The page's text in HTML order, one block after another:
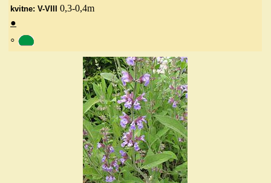
kvitne: V-VIII 0,3-0,4m
●
◦